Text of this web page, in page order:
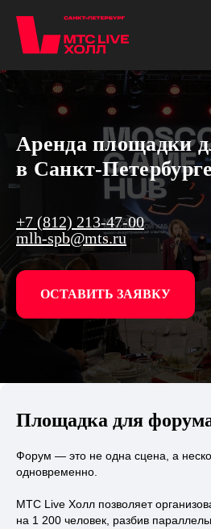
Аренда площадки
в Санкт-Петербурге
+7 (812) 213-47-00
mlh-spb@mts.ru
ОСТАВИТЬ ЗАЯВКУ
Площадка для
Форум — это не одна сцена, а
одновременно.
МТС Live Холл позволяет
на 1 200 человек, разбив